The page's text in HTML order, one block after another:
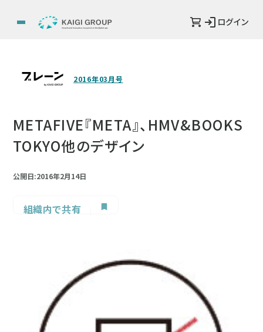
ログイン
2016年03月号
METAFIVE『META』、HMV&BOOKS
TOKYO他のデザイン
公開日:2016年2月14日
組織内で共有